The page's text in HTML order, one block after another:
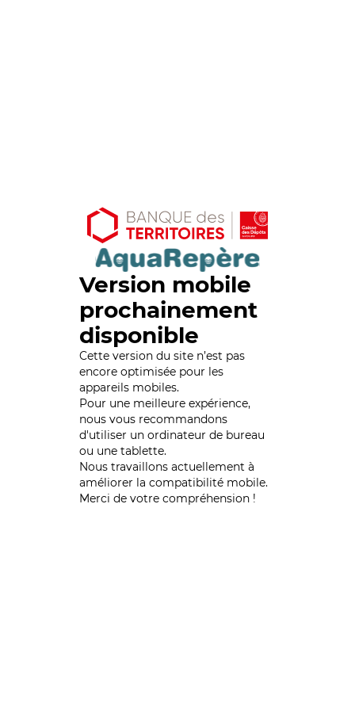
Version mobile
prochainement
disponible
Cette version du site n’est pas
encore optimisée pour les
appareils mobiles.
Pour une meilleure expérience,
nous vous recommandons
d'utiliser un ordinateur de bureau
ou une tablette.
Nous travaillons actuellement à
améliorer la compatibilité mobile.
Merci de votre compréhension !